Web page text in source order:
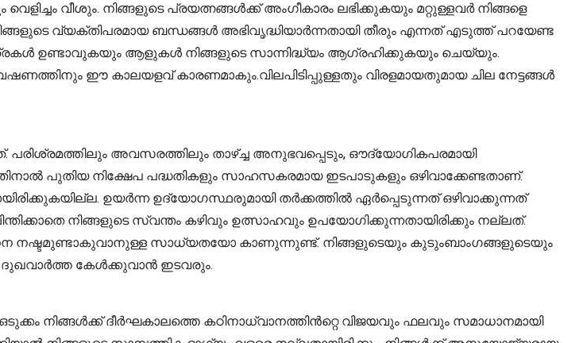
വീശും. നിങ്ങളുടെ പ്രയത്നങ്ങൾക്ക് അംഗീകാരം ലഭിക്കുകയും മറ്റുള്ളവർ നിങ്ങളെ
വ്യക്തിപരമായ ബന്ധങ്ങൾ അഭിവൃദ്ധിയാർന്നതായി തീരും എന്നത് എടുത്ത് പറയേണ്ട
ഉണ്ടാവുകയും ആളുകൾ നിങ്ങളുടെ സാന്നിദ്ധ്യം ആഗ്രഹിക്കുകയും ചെയ്യും.
ഈ കാലയളവ് കാരണമാകും.വിലപിടിപ്പുള്ളതും വിരളമായതുമായ ചില നേട്ടങ്ങൾ
അവസരത്തിലും താഴ്ച്ച അനുഭവപ്പെടും, ഔദ്യോഗികപരമായി
പുതിയ നിക്ഷേപ പദ്ധതികളും സാഹസകരമായ ഇടപാടുകളും ഒഴിവാക്കേണ്ടതാണ്.
ഉയർന്ന ഉദ്യോഗസ്ഥരുമായി തർക്കത്തിൽ ഏർപ്പെടുന്നത് ഒഴിവാക്കുന്നത്
നിങ്ങളുടെ സ്വന്തം കഴിവും ഉത്സാഹവും ഉപയോഗിക്കുന്നതായിരിക്കും നല്ലത്.
ധന നഷ്ടമുണ്ടാകുവാനുള്ള സാധ്യതയോ കാണുന്നുണ്ട്. നിങ്ങളുടെയും കുടുംബാംഗങ്ങളുടെയും
കേൾക്കുവാൻ ഇടവരും.
നിങ്ങൾക്ക് ദീർഘകാലത്തെ കഠിനാധ്വാനത്തിൻറ്റെ വിജയവും ഫലവും സമാധാനമായി